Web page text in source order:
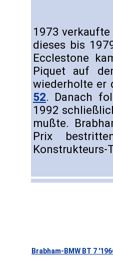
1973 verkaufte
dieses bis
Ecclestone
Piquet auf
wiederholte er
52. Danach
1992
mußte.
Prix
Konstrukteurs-
Brabham-BMW BT 7